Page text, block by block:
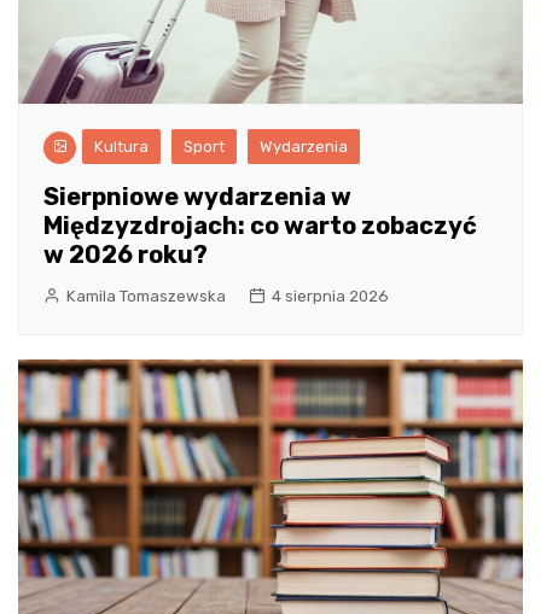
Kultura Sport Wydarzenia
Sierpniowe wydarzenia w
Międzyzdrojach: co warto zobaczyć
w 2026 roku?
Kamila Tomaszewska 4 sierpnia 2026